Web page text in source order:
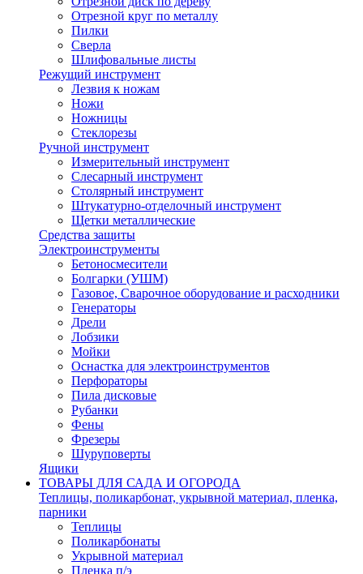
Отрезной круг по металлу
Пилки
Сверла
Шлифовальные листы
Режущий инструмент
Лезвия к ножам
Ножи
Ножницы
Стеклорезы
Ручной инструмент
Измерительный инструмент
Слесарный инструмент
Столярный инструмент
Штукатурно-отделочный инструмент
Щетки металлические
Средства защиты
Электроинструменты
Бетоносмесители
Болгарки (УШМ)
Газовое, Сварочное оборудование и расходники
Генераторы
Дрели
Лобзики
Мойки
Оснастка для электроинструментов
Перфораторы
Пила дисковые
Рубанки
Фены
Фрезеры
Шуруповерты
Ящики
ТОВАРЫ ДЛЯ САДА И ОГОРОДА
Теплицы, поликарбонат, укрывной материал, пленка,
парники
Теплицы
Поликарбонаты
Укрывной материал
Пленка п/э